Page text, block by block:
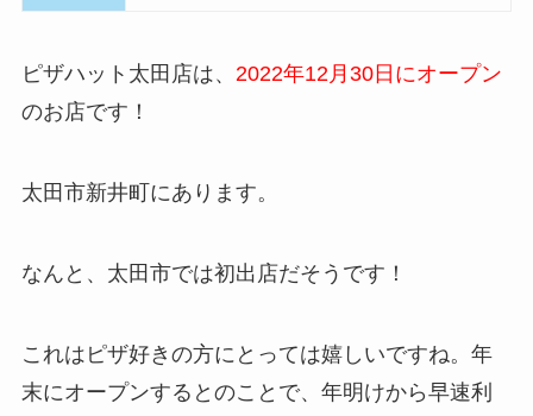
ピザハット太田店は、 2022年12月30日 にオープン
のお店です！
太田市新井町にあります。
なんと、太田市では初出店だそうです！
これはピザ好きの方にとっては嬉しいですね。年
末にオープンするとのことで、年明けから早速利